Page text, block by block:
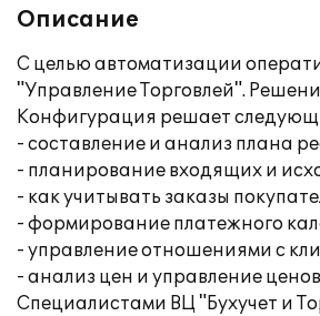
Описание
С целью автоматизации
"Управление Торговлей".
Конфигурация решает
- составление и анализ плана
- планирование входящих и
- как учитывать заказы
- формирование платежного
- управление отношениями с
- анализ цен и управление
Специалистами ВЦ "Бухучет и